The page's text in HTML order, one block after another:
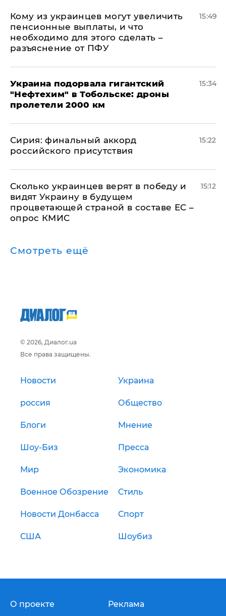
Кому из украинцев могут увеличить
пенсионные выплаты, и что
необходимо для этого сделать –
разъяснение от ПФУ
15:49
Украина подорвала гигантский
"Нефтехим" в Тобольске: дроны
пролетели 2000 км
15:34
​Сирия: финальный аккорд
российского присутствия
15:22
Сколько украинцев верят в победу и
видят Украину в будущем
процветающей страной в составе ЕС –
опрос КМИС
15:12
Смотреть ещё
© 2026, Диалог.ua
Все права защищены.
Новости Украина
россия Общество
Блоги Мнение
Шоу-Биз Пресса
Мир Экономика
Военное Обозрение Стиль
Новости Донбасса Спорт
США Шоубиз
О проекте Реклама